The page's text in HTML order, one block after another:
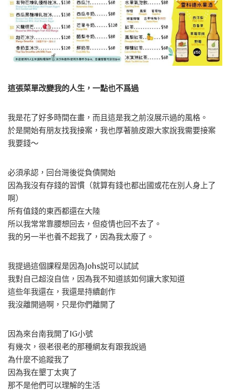
這張菜單改變我的人生，一點也不爲過
我是花了好多時間在畫，而且這是我之前沒展示過的風格。
於是開始有朋友找我接案，我也厚著臉皮跟大家說我需要接案
我要錢～
必須承認，回台灣後從負債開始
因為我沒有存錢的習慣（就算有錢也都出國或花在別人身上了
啊）
所有值錢的東西都還在大陸
所以我常常靠腰想回去，但疫情也回不去了。
我的另一半也養不起我了，因為我太廢了。
我提過這個課程是因為Johs説可以試試
我對自己超沒自信，因為我不知道該如何讓大家知道
這些年我還在，我還是持續創作
我沒離開過啊，只是你們離開了
因為來台南我開了IG小號
有幾次，很老很老的那種網友有跟我說過
為什麼不追蹤我了
因為我在墾丁太爽了
那不是他們可以理解的生活